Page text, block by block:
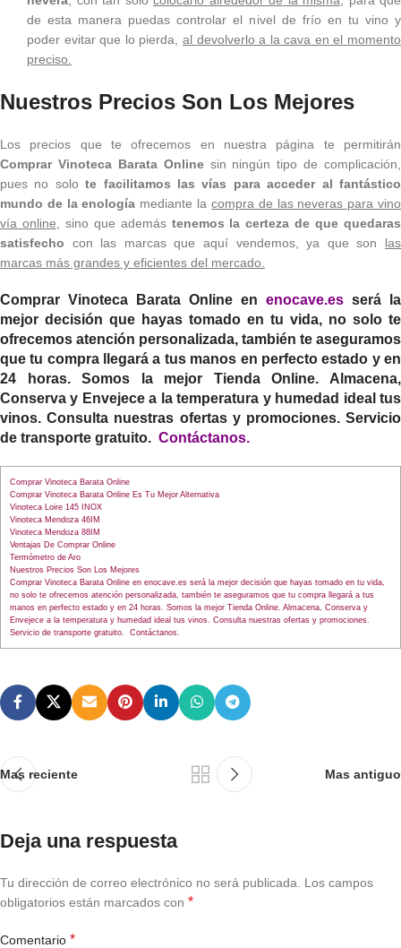
de esta manera puedas controlar el nivel de frío en tu vino y
poder evitar que lo pierda, al devolverlo a la cava en el momento
preciso.
Nuestros Precios Son Los Mejores
Los precios que te ofrecemos en nuestra página te permitirán
Comprar Vinoteca Barata Online sin ningún tipo de complicación,
pues no solote facilitamos las vías para acceder al fantástico
mundo de la enología mediante la compra de las neveras para vino
vía online , sino que además tenemos la certeza de que quedaras
satisfecho con las marcas que aquí vendemos, ya que son las
marcas más grandes y eficientes del mercado.
Comprar Vinoteca Barata Online en enocave.es será la
mejor decisión que hayas tomado en tu vida, no solo te
ofrecemos atención personalizada, también te aseguramos
que tu compra llegará a tus manos en perfecto estado y en
24 horas. Somos la mejor Tienda Online. Almacena,
Conserva y Envejece a la temperatura y humedad ideal tus
vinos. Consulta nuestras ofertas y promociones. Servicio
de transporte gratuito. Contáctanos.
Comprar Vinoteca Barata Online
Comprar Vinoteca Barata Online Es Tu Mejor Alternativa
Vinoteca Loire 145 INOX
Vinoteca Mendoza 46IM
Vinoteca Mendoza 88IM
Ventajas De Comprar Online
Termómetro de Aro
Nuestros Precios Son Los Mejores
Comprar Vinoteca Barata Online en enocave.es será la mejor decisión que hayas tomado en tu vida,
no solo te ofrecemos atención personalizada, también te aseguramos que tu compra llegará a tus
manos en perfecto estado y en 24 horas. Somos la mejor Tienda Online. Almacena, Conserva y
Envejece a la temperatura y humedad ideal tus vinos. Consulta nuestras ofertas y promociones.
Servicio de transporte gratuito. Contáctanos.
Mas reciente Mas antiguo
Deja una respuesta
Tu dirección de correo electrónico no será publicada.
Los campos
obligatorios están marcados con *
Comentario *